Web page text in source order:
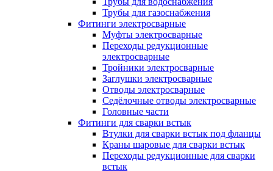
Трубы для газоснабжения
Фитинги электросварные
Муфты электросварные
Переходы редукционные
электросварные
Тройники электросварные
Заглушки электросварные
Отводы электросварные
Седёлочные отводы электросварные
Головные части
Фитинги для сварки встык
Втулки для сварки встык под фланцы
Краны шаровые для сварки встык
Переходы редукционные для сварки
встык